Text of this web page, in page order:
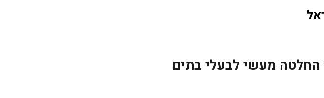
החלטה מעשי לבעלי בתים